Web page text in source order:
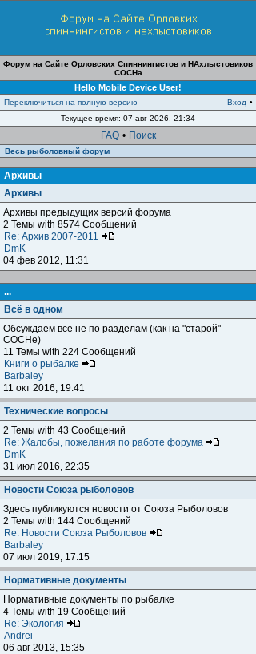
Форум на Сайте Орловских Спиннингистов и НАхлыстовиков
СОСНа
Hello Mobile Device User!
Переключиться на полную версию Вход •
Текущее время: 07 авг 2026, 21:34
FAQ • Поиск
Весь рыболовный форум
Архивы
Архивы
Архивы предыдущих версий форума
2 Темы with 8574 Сообщений
Re: Архив 2007-2011
DmK
04 фев 2012, 11:31
...
Всё в одном
Обсуждаем все не по разделам (как на "старой"
СОСНе)
11 Темы with 224 Сообщений
Книги о рыбалке
Barbaley
11 окт 2016, 19:41
Технические вопросы
2 Темы with 43 Сообщений
Re: Жалобы, пожелания по работе форума
DmK
31 июл 2016, 22:35
Новости Союза рыболовов
Здесь публикуются новости от Союза Рыболовов
2 Темы with 144 Сообщений
Re: Новости Союза Рыболовов
Barbaley
07 июл 2019, 17:15
Нормативные документы
Нормативные документы по рыбалке
4 Темы with 19 Сообщений
Re: Экология
Andrei
06 авг 2013, 15:35